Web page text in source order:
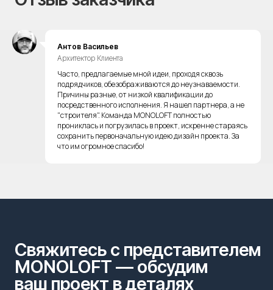
Антов Васильев
Архитектор Клиента
Часто, предлагаемые мной идеи, проходя сквозь
подрядчиков, обезображиваются до неузнаваемости.
Причины разные, от низкой квалификации до
посредственного исполнения. Я нашел партнера, а не
"строителя". Команда MONOLOFT полностью
прониклась и погрузилась в проект, искренне стараясь
сохранить первоначальную идею дизайн проекта. За
что им огромное спасибо!
Прикрепите фото или план — по желанию
Загрузить файл
Я согласен(а) на обработку персональных данных. Мы не
передаём данные третьим лицам.
РАССЧИТАТЬ ПРОЕКТ С ИНЖЕНЕРОМ
Контакты